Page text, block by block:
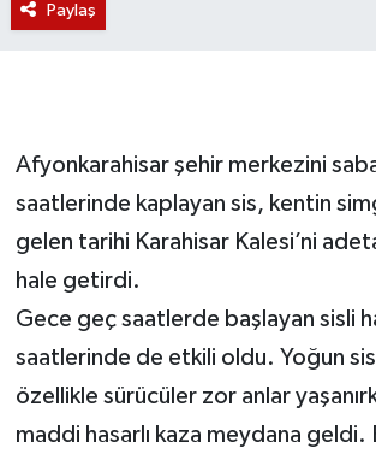
Paylaş
Afyonkarahisar şehir merkezini
saatlerinde kaplayan sis, kentin
gelen tarihi Karahisar Kalesi’ni
hale getirdi.
Gece geç saatlerde başlayan sisli
saatlerinde de etkili oldu. Yoğun sis
özellikle sürücüler zor anlar
maddi hasarlı kaza meydana geldi.